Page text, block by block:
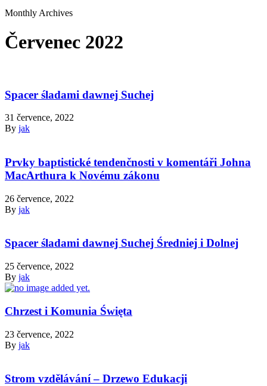
Monthly Archives
Červenec 2022
Spacer śladami dawnej Suchej
31 července, 2022
By jak
Prvky baptistické tendenčnosti v komentáři Johna
MacArthura k Novému zákonu
26 července, 2022
By jak
Spacer śladami dawnej Suchej Średniej i Dolnej
25 července, 2022
By jak
Chrzest i Komunia Święta
23 července, 2022
By jak
Strom vzdělávání – Drzewo Edukacji